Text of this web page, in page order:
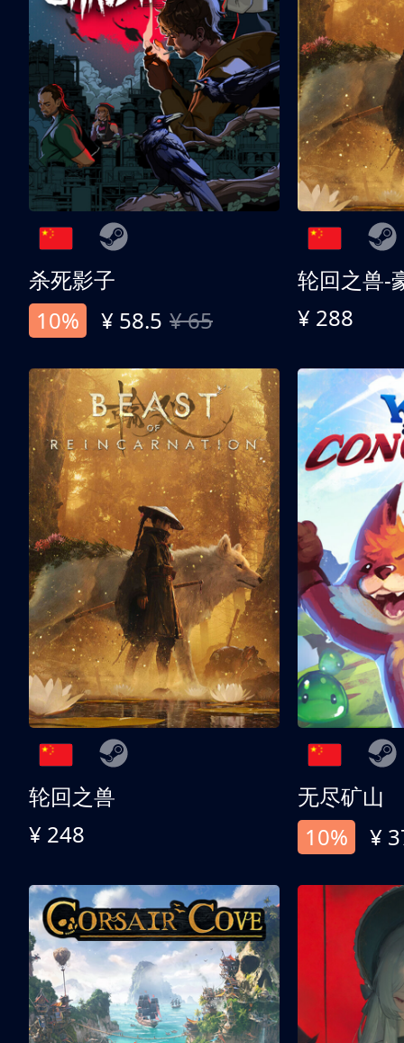
杀死影子
10%
¥ 58.5 ¥ 65
轮回之兽-
¥ 288
轮回之兽
¥ 248
无尽矿山
10%
¥